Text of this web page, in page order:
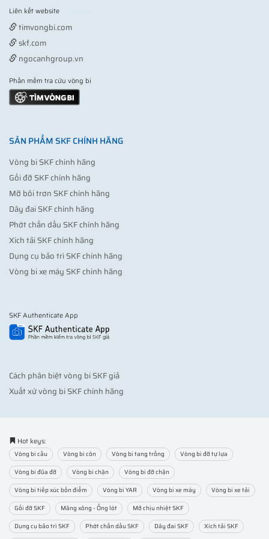
Liên kết website
timvongbi.com
skf.com
ngocanhgroup.vn
Phần mềm tra cứu vòng bi
SẢN PHẨM SKF CHÍNH HÃNG
Vòng bi SKF chính hãng
Gối đỡ SKF chính hãng
Mỡ bôi trơn SKF chính hãng
Dây đai SKF chính hãng
Phớt chắn dầu SKF chính hãng
Xích tải SKF chính hãng
Dụng cụ bảo trì SKF chính hãng
Vòng bi xe máy SKF chính hãng
SKF Authenticate App
Cách phân biệt vòng bi SKF giả
Xuất xứ vòng bi SKF chính hãng
Hot keys:
Vòng bi cầu Vòng bi côn Vòng bi tang trống
Vòng bi đỡ tự lựa
Vòng bi đũa đỡ
Vòng bi chặn
Vòng bi đỡ chặn
Vòng bi tiếp xúc bốn điểm
Vòng bi YAR Vòng bi xe máy
Vòng bi xe tải
Gối đỡ SKF
Măng xông - Ống lót
Mỡ chịu nhiệt SKF
Dụng cụ bảo trì SKF
Phớt chắn dầu SKF Dây đai SKF Xích tải SKF